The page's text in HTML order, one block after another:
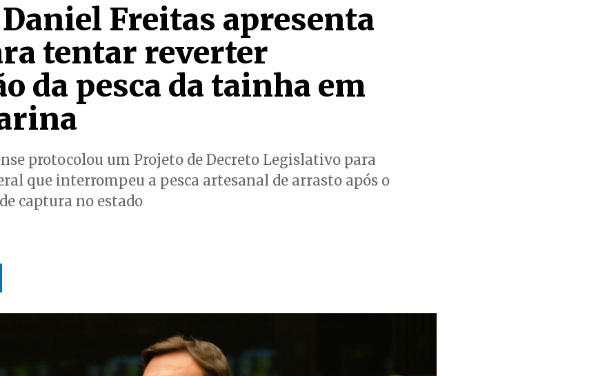
Freitas apresenta
tentar reverter
da pesca da tainha em
protocolou um Projeto de Decreto Legislativo para
que interrompeu a pesca artesanal de arrasto após o
captura no estado